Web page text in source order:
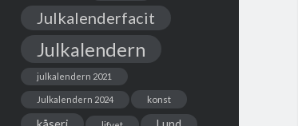
Julkalenderfacit
Julkalendern
julkalendern 2021
Julkalendern 2024 konst